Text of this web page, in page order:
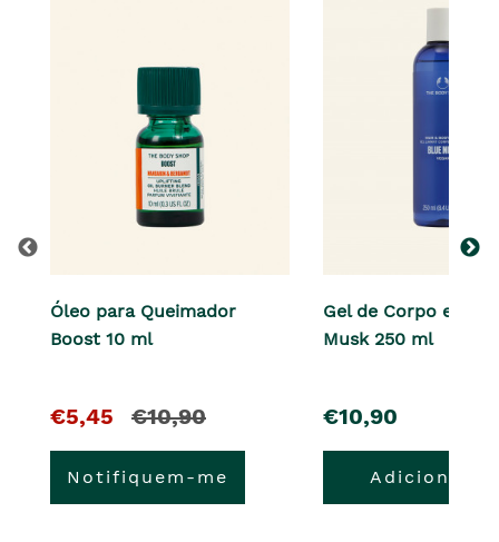
Óleo para Queimador
Boost 10 ml
O
pre�o
atual
€5,45
e
o
pre�o
€10,90
Notifiquem-me
Gel de Corpo e
Musk 250 ml
pre�o
€10,90
Adicionar